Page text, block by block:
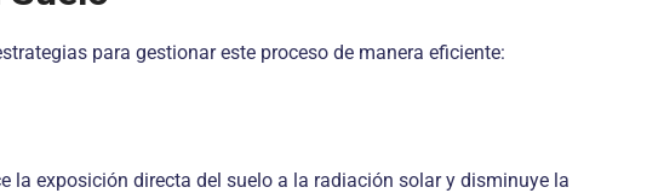
para gestionar este proceso de manera eficiente:
la exposición directa del suelo a la radiación solar y disminuye la